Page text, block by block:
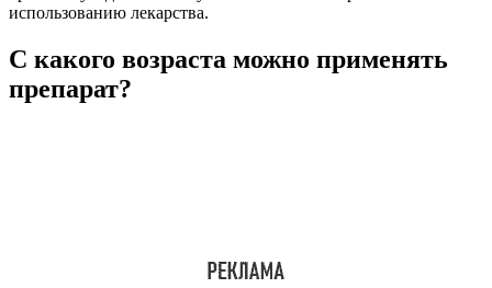
использованию лекарства.
С какого возраста можно применять
препарат?